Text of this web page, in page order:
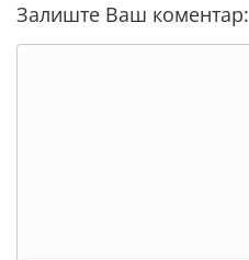
Залиште Ваш коментар: